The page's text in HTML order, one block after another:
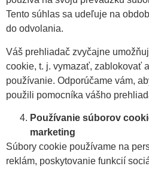
Tento súhlas sa udeľuje na
do odvolania.
Váš prehliadač zvyčajne
cookie, t. j. vymazať, zablokovať
používanie. Odporúčame vám,
použili pomocníka vášho
Používanie súborov
marketing
Súbory cookie používame na
reklám, poskytovanie funkcií